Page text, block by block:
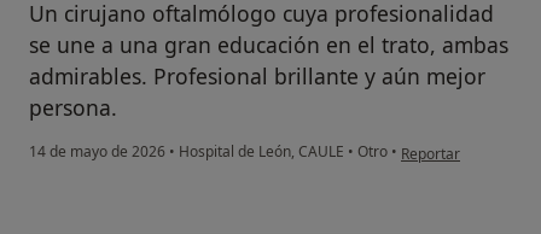
Un cirujano oftalmólogo cuya profesionalidad
se une a una gran educación en el trato, ambas
admirables. Profesional brillante y aún mejor
persona.
14 de mayo de 2026 • Hospital de León, CAULE • Otro • en opinión del
Reportar